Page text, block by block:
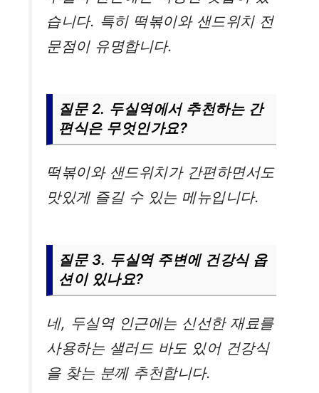
습니다. 특히 떡볶이와 샌드위치 전
문점이 유명합니다.
질문 2. 두실역에서 추천하는 간
편식은 무엇인가요?
떡볶이와 샌드위치가 간편하면서도
맛있게 즐길 수 있는 메뉴입니다.
질문 3. 두실역 주변에 건강식 옵
션이 있나요?
네, 두실역 인근에는 신선한 재료를
사용하는 샐러드 바도 있어 건강식
을 찾는 분께 추천합니다.